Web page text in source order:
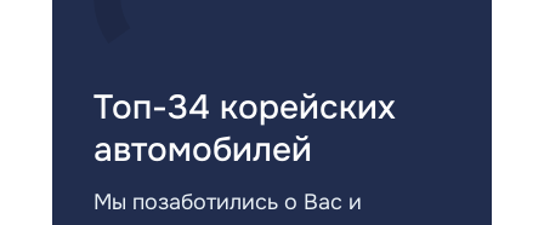
Топ-34 корейских
автомобилей
Мы позаботились о Вас и